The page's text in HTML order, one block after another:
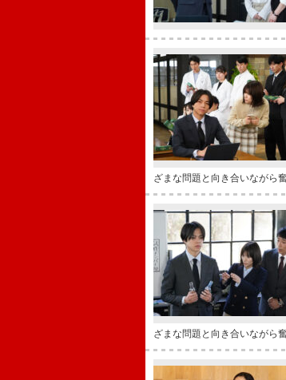
ざまな問題と向き合いながら
ざまな問題と向き合いながら